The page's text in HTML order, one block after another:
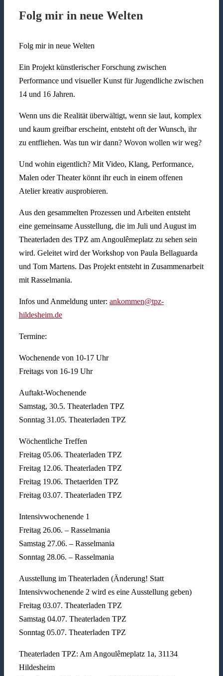
Folg mir in neue Welten
Folg mir in neue Welten
Ein Projekt künstlerischer Forschung zwischen
Performance und visueller Kunst für Jugendliche zwischen
14 und 16 Jahren.
Wenn uns die Realität überwältigt, wenn sie laut, komplex
und kaum greifbar erscheint, entsteht oft der Wunsch, ihr
zu entfliehen. Was tun wir dann? Wovon wollen wir weg?
Und wohin eigentlich? Mit Video, Klang, Performance,
Malen oder Theater könnt ihr euch in einem offenen
Atelier kreativ ausprobieren.
Aus den gesammelten Prozessen und Arbeiten entsteht
eine gemeinsame Ausstellung, die im Juli und August im
Theaterladen des TPZ am Angoulêmeplatz zu sehen sein
wird. Geleitet wird der Workshop von Paula Bellaguarda
und Tom Martens. Das Projekt entsteht in Zusammenarbeit
mit Rasselmania.
Infos und Anmeldung unter: ankommen@tpz-
hildesheim.de
Termine:
Wochenende von 10-17 Uhr
Freitags von 16-19 Uhr
Auftakt-Wochenende
Samstag, 30.5. Theaterladen TPZ
Sonntag 31.05. Theaterladen TPZ
Wöchentliche Treffen
Freitag 05.06. Theaterladen TPZ
Freitag 12.06. Theaterladen TPZ
Freitag 19.06. Thetaerlden TPZ
Freitag 03.07. Theaterladen TPZ
Intensivwochenende 1
Freitag 26.06. – Rasselmania
Samstag 27.06. – Rasselmania
Sonntag 28.06. – Rasselmania
Ausstellung im Theaterladen (Änderung! Statt
Intensivwochenende 2 wird es eine Ausstellung geben)
Freitag 03.07. Theaterladen TPZ
Samstag 04.07. Theaterladen TPZ
Sonntag 05.07. Theaterladen TPZ
Theaterladen TPZ: Am Angoulêmeplatz 1a, 31134
Hildesheim